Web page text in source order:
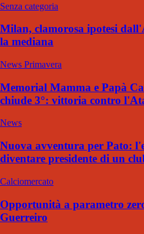
Senza categoria
Milan, clamorosa ipotesi
la mediana
News Primavera
Memorial Mamma e Papà
chiude 3°: vittoria contro
News
Nuova avventura per Pato:
diventare presidente di un
Calciomercato
Opportunità a parametro
Guerreiro